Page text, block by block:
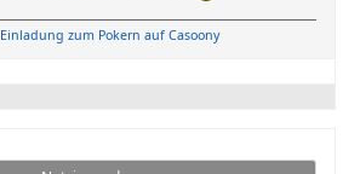
Einladung zum Pokern auf Casoony